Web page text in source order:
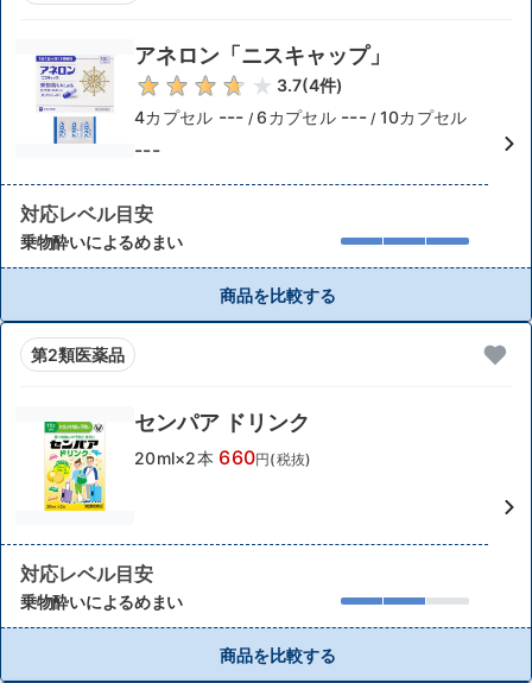
アネロン「ニスキャップ」
3.7(4件)
4カプセル --- / 6カプセル --- / 10カプセル
---
対応レベル目安
乗物酔いによるめまい
商品を比較する
第2類医薬品
センパア ドリンク
20ml×2本 660円(税抜)
対応レベル目安
乗物酔いによるめまい
商品を比較する